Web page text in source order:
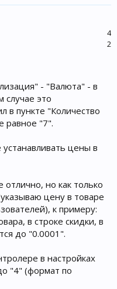
4
2
- "Валюта" - в
случае это
в пункте "Количество
равное "7".
устанавливать цены в
отлично, но как только
цену в товаре
к примеру:
в строке скидки, в
до "0.0001".
в настройках
"4" (формат по